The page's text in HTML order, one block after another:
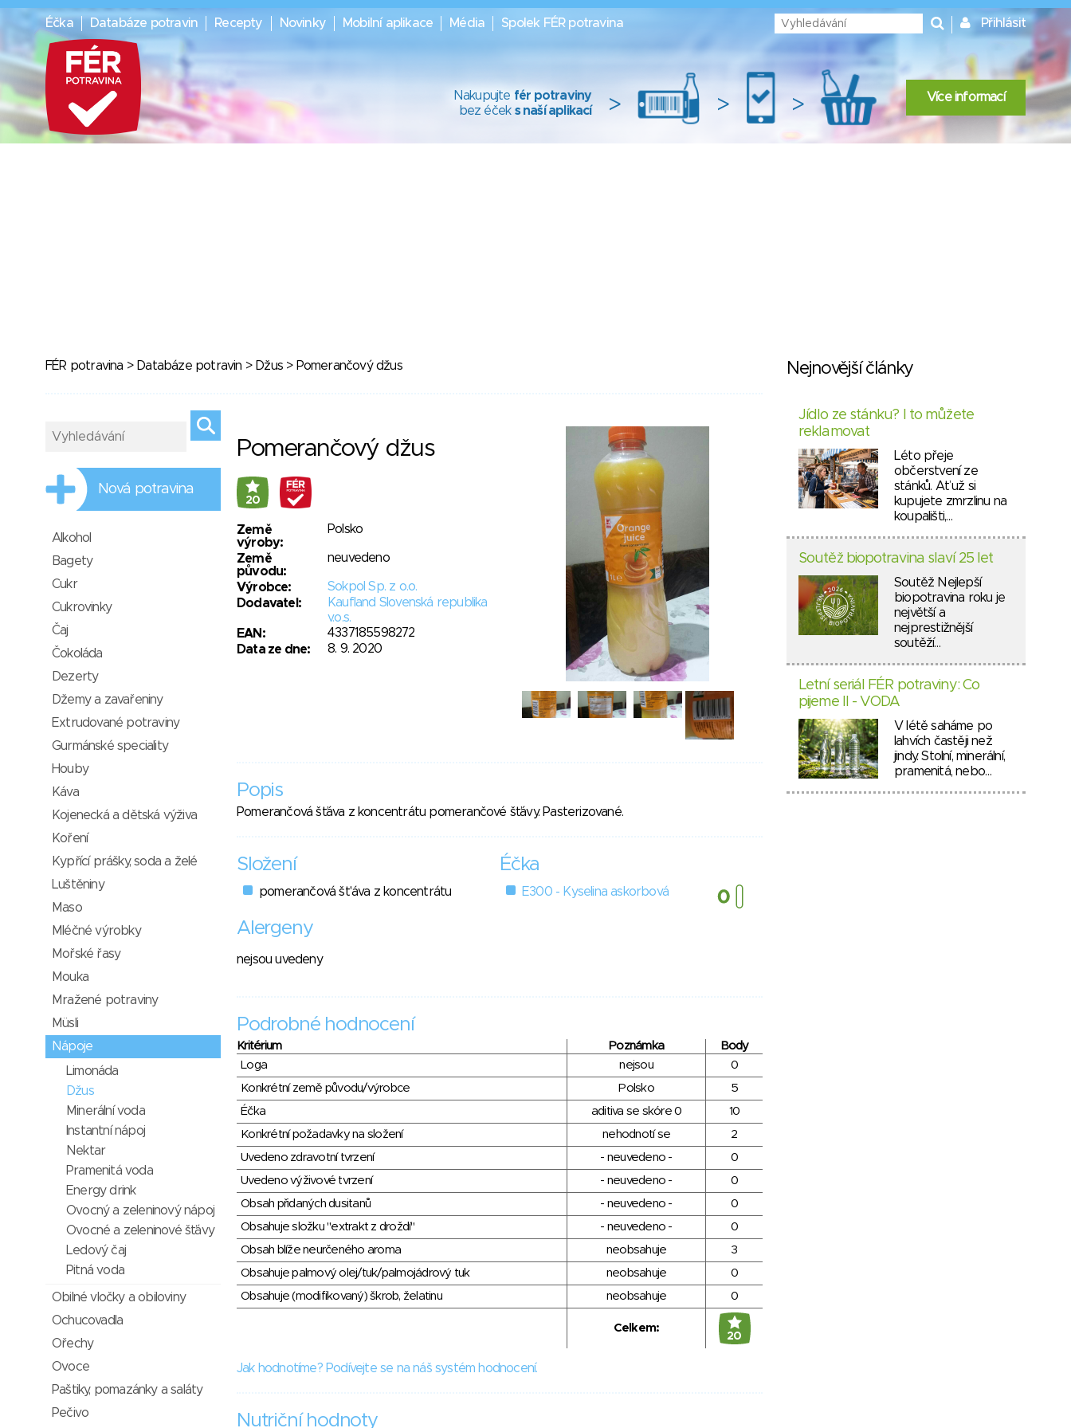
Éčka Databáze potravin Recepty Novinky Mobilní aplikace Média Spolek FÉR potravina Přihlásit
Nakupujte fér potraviny
bez éček s naší aplikací > > > Více informací
FÉR potravina > Databáze potravin > Džus > Pomerančový džus
Pomerančový džus
20
Země
výroby:
Polsko
Země
původu:
neuvedeno
Výrobce:
Sokpol Sp. z o.o.
Dodavatel:
Kaufland Slovenská republika
v.o.s.
EAN:
4337185598272
Data ze dne:
8. 9. 2020
Popis
Pomerančová šťáva z koncentrátu pomerančové šťávy. Pasterizované.
Složení
pomerančová št'áva z koncentrátu
Éčka
E300 - Kyselina askorbová
Alergeny
nejsou uvedeny
Podrobné hodnocení
Kritérium Poznámka
Body
Loga
nejsou
0
Konkrétní země původu/výrobce
Polsko
5
Éčka
aditiva se skóre 0
10
Konkrétní požadavky na složení
nehodnotí se
2
Uvedeno zdravotní tvrzení
- neuvedeno -
0
Uvedeno výživové tvrzení
- neuvedeno -
0
Obsah přidaných dusitanů
- neuvedeno -
0
Obsahuje složku "extrakt z droždí"
- neuvedeno -
0
Obsah blíže neurčeného aroma
neobsahuje
3
Obsahuje palmový olej/tuk/palmojádrový tuk
neobsahuje
0
Obsahuje (modifikovaný) škrob, želatinu
neobsahuje 0
Celkem:
20
Jak hodnotíme? Podívejte se na náš systém hodnocení.
Nutriční hodnoty
Nová potravina
Alkohol
Bagety
Cukr
Cukrovinky
Čaj
Čokoláda
Dezerty
Džemy a zavařeniny
Extrudované potraviny
Gurmánské speciality
Houby
Káva
Kojenecká a dětská výživa
Koření
Kypřící prášky, soda a želé
Luštěniny
Maso
Mléčné výrobky
Mořské řasy
Mouka
Mražené potraviny
Müsli
Nápoje
Limonáda
Džus
Minerální voda
Instantní nápoj
Nektar
Pramenitá voda
Energy drink
Ovocný a zeleninový nápoj
Ovocné a zeleninové šťávy
Ledový čaj
Pitná voda
Obilné vločky a obiloviny
Ochucovadla
Ořechy
Ovoce
Paštiky, pomazánky a saláty
Pečivo
Nejnovější články
Jídlo ze stánku? I to můžete
reklamovat
Léto přeje
občerstvení ze
stánků. Ať už si
kupujete zmrzlinu na
koupališti,…
Soutěž biopotravina slaví 25 let
Soutěž Nejlepší
biopotravina roku je
největší a
nejprestižnější
soutěží…
Letní seriál FÉR potraviny: Co
pijeme II - VODA
V létě saháme po
lahvích častěji než
jindy. Stolní, minerální,
pramenitá, nebo…